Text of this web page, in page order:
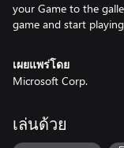
your Game to the
game and start
เผยแพร่โดย
Microsoft Corp.
เล่นด้วย